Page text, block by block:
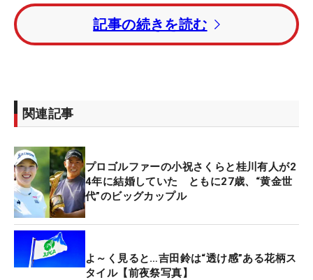
えるようにしました」と白のブラウスと黒のミニス
カートというシックな着こなし。大会に向けては、
「今年もホステスプロとして挑戦できることに感謝
前日16日には23年12月から指導を受けてきたジャ
別れ会の後で）気持ちは強くなっているので、それ
をパワーにして頑張りたい。いい報告をしたいで
す」。天国で観戦している師匠まで届くほどの歓声
を引き出したい。
そして、先週の「台湾ホンハイレディース」から帰
国直後の吉田鈴は、SMBCの契約プロとして出場す
記事の続きを読む
関連記事
プロゴルファーの小祝さくらと桂川有人が2
4年に結婚していた ともに27歳、“黄金世
代”のビッグカップル
よ～く見ると…吉田鈴は“透け感”ある花柄ス
タイル【前夜祭写真】